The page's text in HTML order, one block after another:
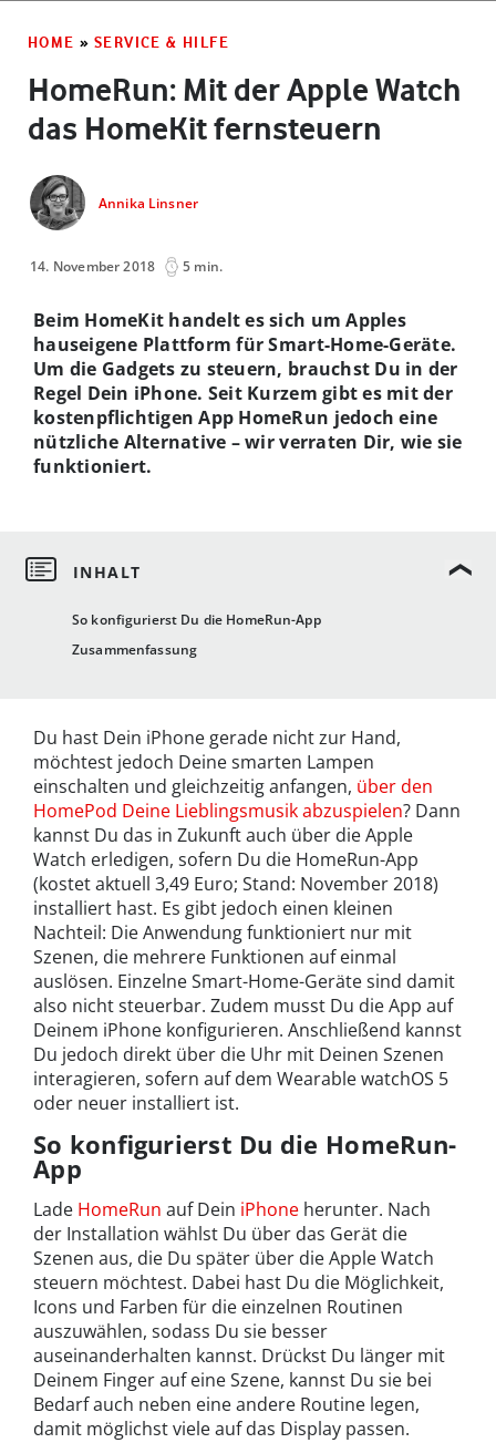
HOME » SERVICE & HILFE
HomeRun: Mit der Apple Watch
das HomeKit fernsteuern
Annika Linsner
14. November 2018 5 min.
So konfigurierst Du die HomeRun-App
Zusammenfassung
Beim HomeKit handelt es sich um Apples
hauseigene Plattform für Smart-Home-Geräte.
Um die Gadgets zu steuern, brauchst Du in der
Regel Dein iPhone. Seit Kurzem gibt es mit der
kostenpflichtigen App HomeRun jedoch eine
nützliche Alternative – wir verraten Dir, wie sie
funktioniert.
Du hast Dein iPhone gerade nicht zur Hand,
möchtest jedoch Deine smarten Lampen
einschalten und gleichzeitig anfangen, über den
HomePod Deine Lieblingsmusik abzuspielen? Dann
kannst Du das in Zukunft auch über die Apple
Watch erledigen, sofern Du die HomeRun-App
(kostet aktuell 3,49 Euro; Stand: November 2018)
installiert hast. Es gibt jedoch einen kleinen
Nachteil: Die Anwendung funktioniert nur mit
Szenen, die mehrere Funktionen auf einmal
auslösen. Einzelne Smart-Home-Geräte sind damit
also nicht steuerbar. Zudem musst Du die App auf
Deinem iPhone konfigurieren. Anschließend kannst
Du jedoch direkt über die Uhr mit Deinen Szenen
interagieren, sofern auf dem Wearable watchOS 5
oder neuer installiert ist.
So konfigurierst Du die HomeRun-
App
Lade HomeRun auf Dein iPhone herunter. Nach
der Installation wählst Du über das Gerät die
Szenen aus, die Du später über die Apple Watch
steuern möchtest. Dabei hast Du die Möglichkeit,
Icons und Farben für die einzelnen Routinen
auszuwählen, sodass Du sie besser
auseinanderhalten kannst. Drückst Du länger mit
Deinem Finger auf eine Szene, kannst Du sie bei
Bedarf auch neben eine andere Routine legen,
damit möglichst viele auf das Display passen.